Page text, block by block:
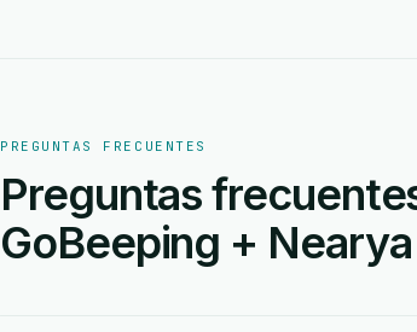
PREGUNTAS FRECUENTES
Preguntas
GoBeeping +